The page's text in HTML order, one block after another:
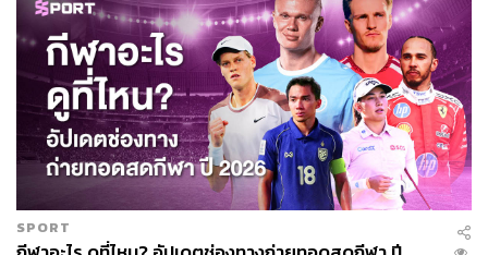
SPORT